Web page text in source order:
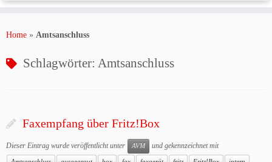
Inhalt
Home » Amtsanschluss
Schlagwörter: Amtsanschluss
Faxempfang über Fritz!Box
Dieser Eintrag wurde veröffentlicht unter AVM und gekennzeichnet mit